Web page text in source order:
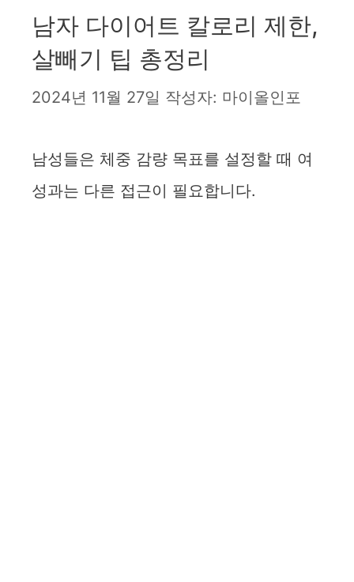
남자 다이어트 칼로리 제한,
살빼기 팁 총정리
2024년 11월 27일 작성자: 마이올인포
남성들은 체중 감량 목표를 설정할 때 여
성과는 다른 접근이 필요합니다.